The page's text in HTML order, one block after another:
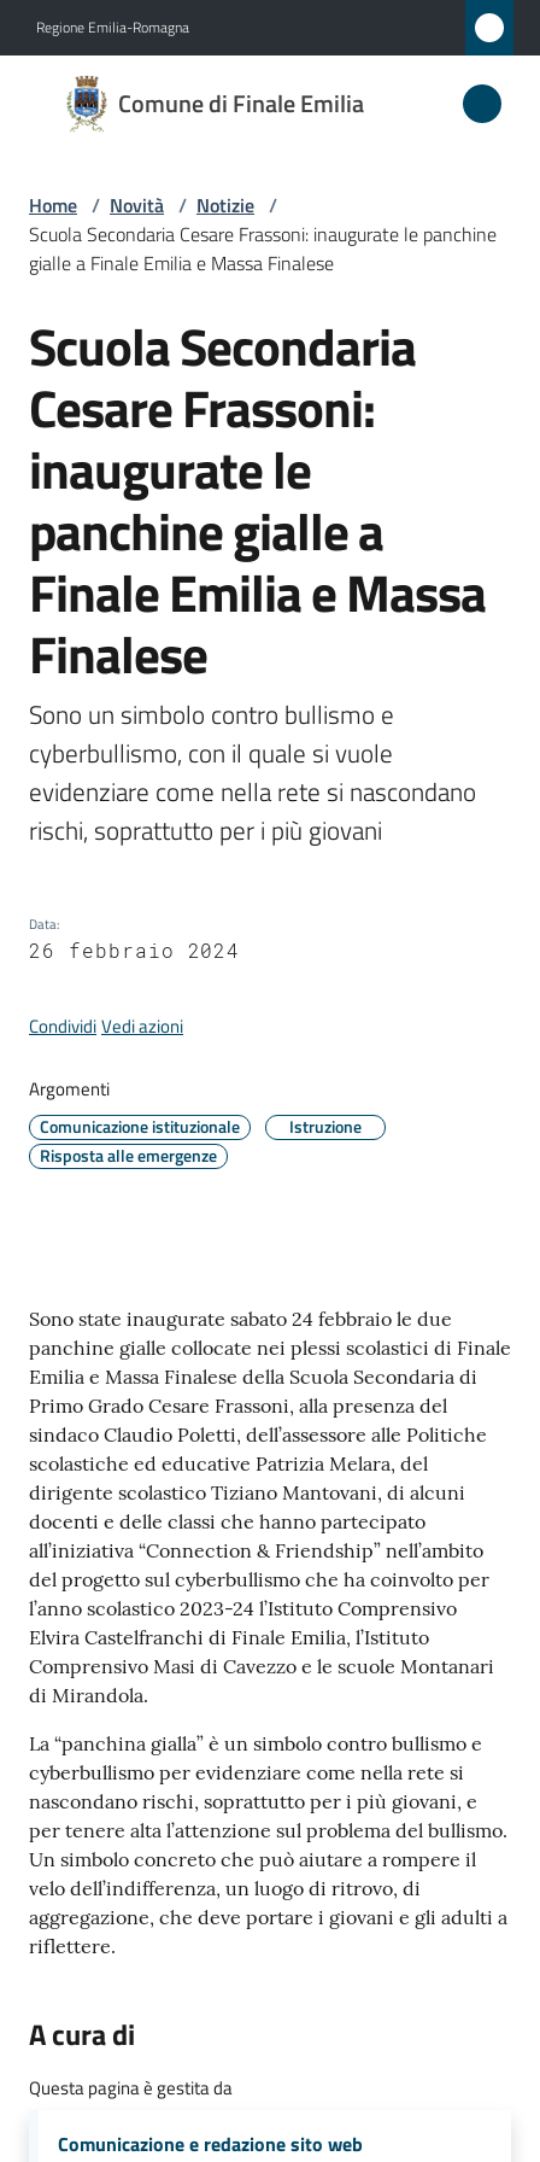
Regione Emilia-Romagna
Comune di Finale Emilia
Comune
di
Emilia
Novità
Menu selezionato
Servizi
Vivere
il
Comune
Prenotazione
appuntamento
A
l
r
t
e
e
o
Tutti
gli
argomenti...
Seguici
su
Home / Novità / Notizie /
Scuola Secondaria Cesare Frassoni: inaugurate le panchine
gialle a Finale Emilia e Massa Finalese
Salta al contenuto
Scuola Secondaria
Cesare Frassoni:
inaugurate le
panchine gialle a
Finale Emilia e Massa
Finalese
Sono un simbolo contro bullismo e
cyberbullismo, con il quale si vuole
evidenziare come nella rete si nascondano
rischi, soprattutto per i più giovani
Data:
26 febbraio 2024
CondividiVedi azioni
Argomenti
Comunicazione istituzionale
Istruzione
Risposta alle emergenze
Contenuto
Sono state inaugurate sabato 24 febbraio le due
panchine gialle collocate nei plessi scolastici di Finale
Emilia e Massa Finalese della Scuola Secondaria di
Primo Grado Cesare Frassoni, alla presenza del
sindaco Claudio Poletti, dell’assessore alle Politiche
scolastiche ed educative Patrizia Melara, del
dirigente scolastico Tiziano Mantovani, di alcuni
docenti e delle classi che hanno partecipato
all’iniziativa “Connection & Friendship” nell’ambito
del progetto sul cyberbullismo che ha coinvolto per
l’anno scolastico 2023-24 l’Istituto Comprensivo
Elvira Castelfranchi di Finale Emilia, l’Istituto
Comprensivo Masi di Cavezzo e le scuole Montanari
di Mirandola.
La “panchina gialla” è un simbolo contro bullismo e
cyberbullismo per evidenziare come nella rete si
nascondano rischi, soprattutto per i più giovani, e
per tenere alta l’attenzione sul problema del bullismo.
Un simbolo concreto che può aiutare a rompere il
velo dell’indifferenza, un luogo di ritrovo, di
aggregazione, che deve portare i giovani e gli adulti a
riflettere.
A cura di
Questa pagina è gestita da
Comunicazione e redazione sito web